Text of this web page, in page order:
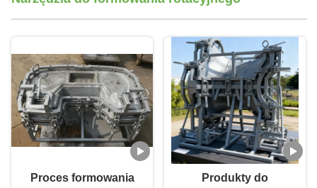
Proces formowania
Produkty do